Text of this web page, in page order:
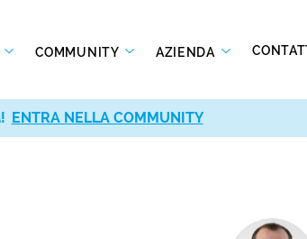
COMMUNITY AZIENDA
ENTRA NELLA COMMUNITY